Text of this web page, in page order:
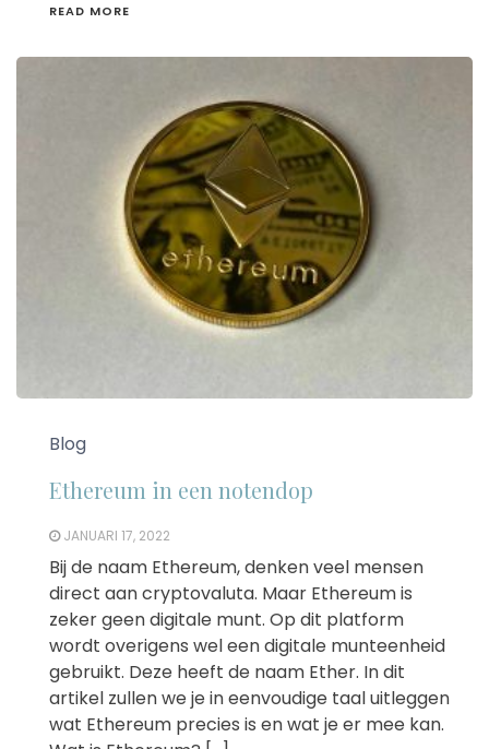
READ MORE
Blog
Ethereum in een notendop
JANUARI 17, 2022
Bij de naam Ethereum, denken veel mensen
direct aan cryptovaluta. Maar Ethereum is
zeker geen digitale munt. Op dit platform
wordt overigens wel een digitale munteenheid
gebruikt. Deze heeft de naam Ether. In dit
artikel zullen we je in eenvoudige taal uitleggen
wat Ethereum precies is en wat je er mee kan.